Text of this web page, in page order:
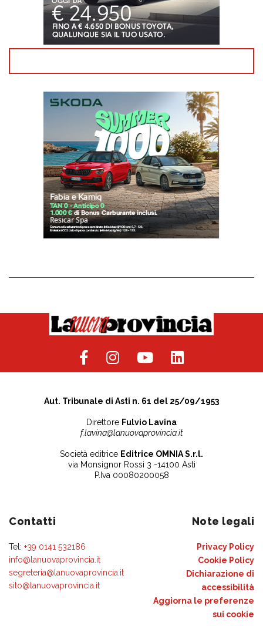
Aut. Tribunale di Asti n. 61 del 25/09/1953
Direttore Fulvio Lavina
f.lavina@lanuovaprovincia.it
Società editrice Editrice OMNIA S.r.l.
via Monsignor Rossi 3 -14100 Asti
P.Iva 00080200058
Contatti
Tel: +39 0141 532186
info@lanuovaprovincia.it
segreteria@lanuovaprovincia.it
sito@lanuovaprovincia.it
Note legali
Privacy Policy
Cookie Policy
Dichiarazione di
accessibilità
Aggiorna le preferenze
sui cookie